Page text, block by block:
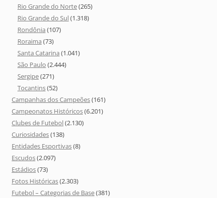
Rio Grande do Norte(265)
Rio Grande do Sul(1.318)
Rondônia (107)
Roraima (73)
Santa Catarina (1.041)
São Paulo (2.444)
Sergipe(271)
Tocantins(52)
Campanhas dos Campeões(161)
Campeonatos Históricos(6.201)
Clubes de Futebol(2.130)
Curiosidades(138)
Entidades Esportivas(8)
Escudos(2.097)
Estádios(73)
Fotos Históricas(2.303)
Futebol – Categorias de Base(381)